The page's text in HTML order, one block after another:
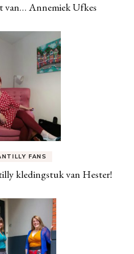
van… Annemiek Ufkes
FANS
kledingstuk van Hester!